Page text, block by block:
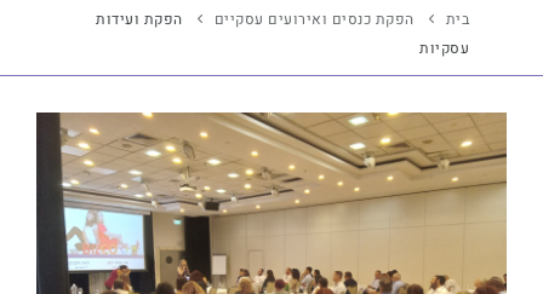
לומדים עם BIZCO
בית הפקת כנסים ואירועים עסקיים
הפקת ועידות
עסקיות